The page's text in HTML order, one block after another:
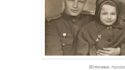
Источник: